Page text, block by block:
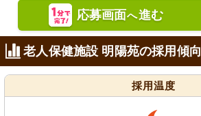
応募画面へ進む
老人保健施設 明陽苑の採用傾向
採用温度